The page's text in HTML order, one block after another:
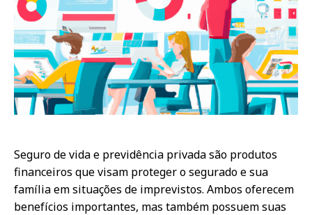
Seguro de vida e previdência privada são produtos
financeiros que visam proteger o segurado e sua
família em situações de imprevistos. Ambos oferecem
benefícios importantes, mas também possuem suas